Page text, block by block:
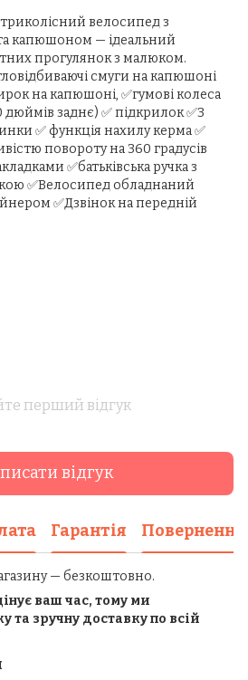
велосипед з
капюшоном — ідеальний
прогулянок з малюком.
смуги на капюшоні
на капюшоні, ✅гумові колеса
заднє) ✅ підкрилок ✅3
✅ функція нахилу керма ✅
повороту на 360 градусів
✅батьківська ручка з
✅Велосипед обладнаний
✅Дзвінок на передній
перший відгук
відгук
Гарантія Повернення
— безкоштовно.
ваш час, тому ми
та зручну доставку по всій